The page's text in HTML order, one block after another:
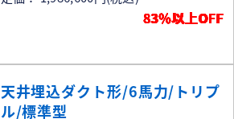
83％以上OFF
天井埋込ダクト形/6馬力/トリプ
ル/標準型